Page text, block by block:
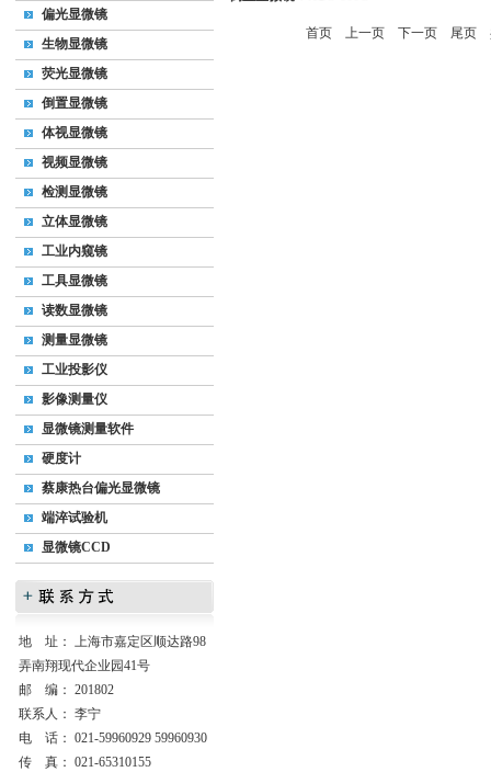
偏光显微镜
生物显微镜
荧光显微镜
倒置显微镜
体视显微镜
视频显微镜
检测显微镜
立体显微镜
工业内窥镜
工具显微镜
读数显微镜
测量显微镜
工业投影仪
影像测量仪
显微镜测量软件
硬度计
蔡康热台偏光显微镜
端淬试验机
显微镜CCD
地 址： 上海市嘉定区顺达路98
弄南翔现代企业园41号
邮 编： 201802
联系人： 李宁
电 话： 021-59960929 59960930
传 真： 021-65310155
首页 上一页 下一页 尾页